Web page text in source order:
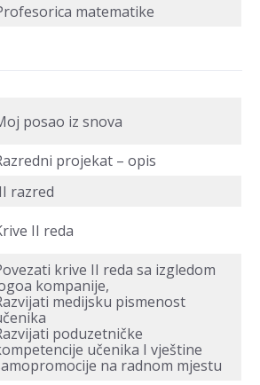
matematike
posao iz snova
projekat – opis
razred
II reda
krive II reda sa izgledom
kompanije,
medijsku pismenost
poduzetničke
učenika I vještine
na radnom mjestu